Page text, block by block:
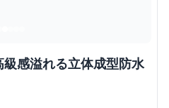
感溢れる立体成型防水